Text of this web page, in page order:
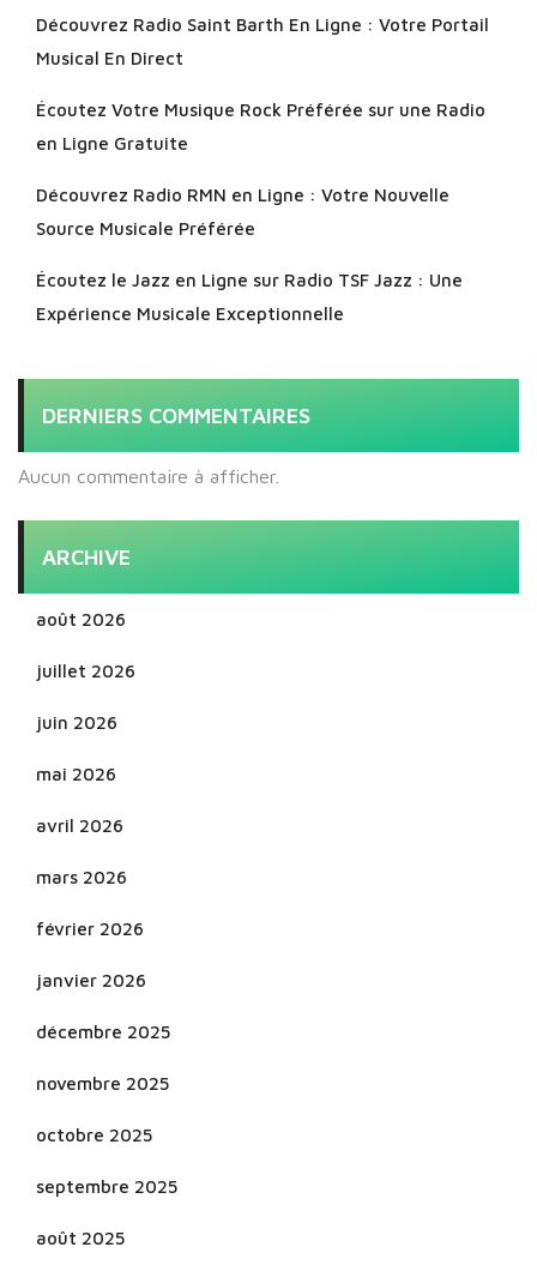
Découvrez Radio Saint Barth En Ligne : Votre Portail
Musical En Direct
Écoutez Votre Musique Rock Préférée sur une Radio
en Ligne Gratuite
Découvrez Radio RMN en Ligne : Votre Nouvelle
Source Musicale Préférée
Écoutez le Jazz en Ligne sur Radio TSF Jazz : Une
Expérience Musicale Exceptionnelle
DERNIERS COMMENTAIRES
Aucun commentaire à afficher.
ARCHIVE
août 2026
juillet 2026
juin 2026
mai 2026
avril 2026
mars 2026
février 2026
janvier 2026
décembre 2025
novembre 2025
octobre 2025
septembre 2025
août 2025